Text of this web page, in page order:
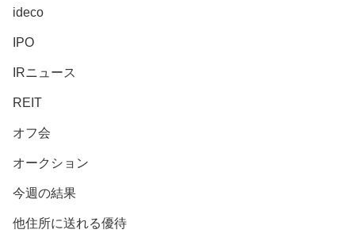
ideco
IPO
IRニュース
REIT
オフ会
オークション
今週の結果
他住所に送れる優待